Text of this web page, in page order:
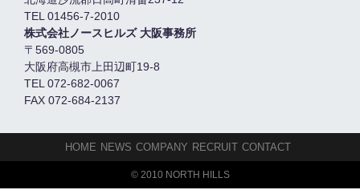
TEL 01456-7-2010
株式会社ノースヒルズ 大阪事務所
〒569-0805
大阪府高槻市上田辺町19-8
TEL 072-682-0067
FAX 072-684-2137
HOME NEWS COMPANY RECRUIT CONTACT
© 2010 NORTH HILLS